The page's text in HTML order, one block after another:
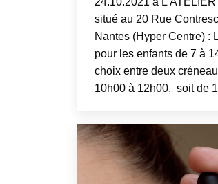
situé au 20 Rue
Nantes (Hyper Centre) :
pour les enfants de 7 à
choix entre deux
10h00 à 12h00, soit de